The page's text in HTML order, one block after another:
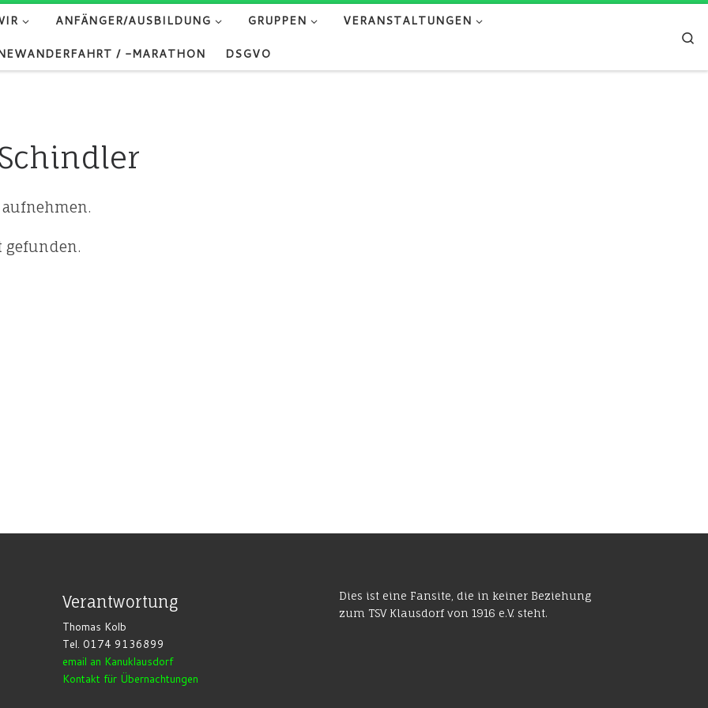
ANFÄNGER/AUSBILDUNG GRUPPEN
VERANSTALTUNGEN
/ -MARATHON
DSGVO
gefunden.
Verantwortung
Thomas Kolb
Tel. 0174 9136899
email an Kanuklausdorf
Kontakt für Übernachtungen
Dies ist eine Fansite, die in keiner Beziehung
zum TSV Klausdorf von 1916 e.V. steht.